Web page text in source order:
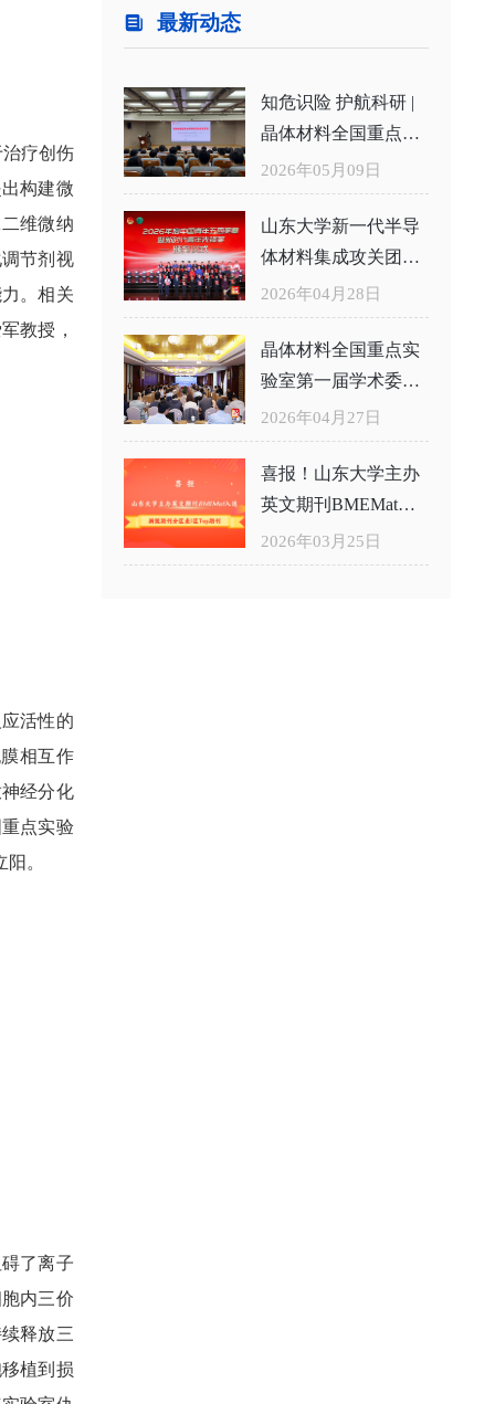
疗创伤
构建微
维微纳
节剂视
。相关
教授，
活性的
相互作
经分化
点实验
。
了离子
内三价
释放三
植到损
最新动态
知危识险 护航科研 |
晶体材料全国重点实
验室举办危化品安全
知识专题培训
2026年05月09日
山东大学新一代半导
体材料集成攻关团队
获评2026年度中国青
年五四奖章集体
2026年04月28日
晶体材料全国重点实
验室第一届学术委员
会二次会议举行
2026年04月27日
喜报！山东大学主办
英文期刊BMEMat入
选新锐期刊分区表1
区Top期刊
2026年03月25日